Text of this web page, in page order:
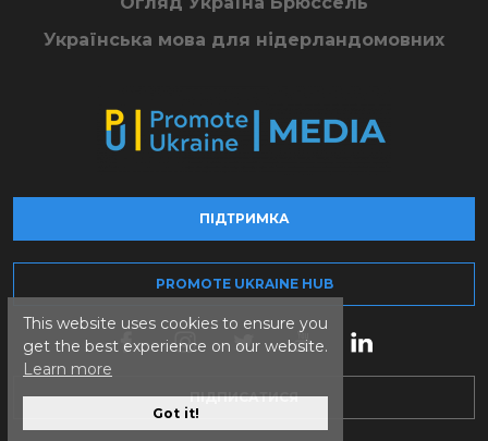
This website uses cookies to ensure you
get the best experience on our website.
Learn more
Got it!
Українська мова для нідерландомовних
ПІДТРИМКА
PROMOTE UKRAINE HUB
ПІДПИСАТИСЯ